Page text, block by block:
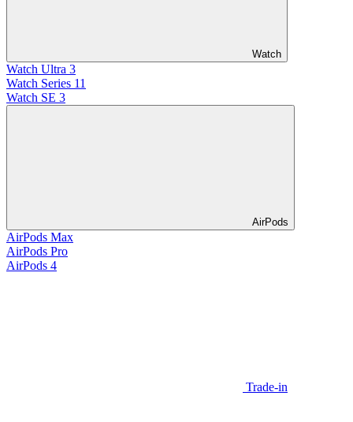
Watch
Watch Ultra 3
Watch Series 11
Watch SE 3
AirPods
AirPods Max
AirPods Pro
AirPods 4
Trade-in